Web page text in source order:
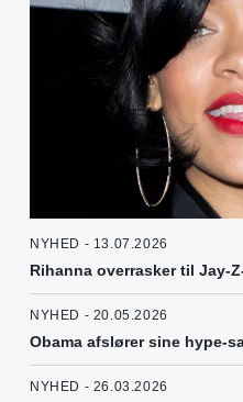
NYHED - 13.07.2026
Rihanna overrasker til Jay-
NYHED - 20.05.2026
Obama afslører sine hype-
NYHED - 26.03.2026